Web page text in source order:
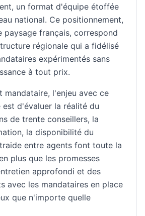
un format d'équipe étoffée
national. Ce positionnement,
paysage français, correspond
régionale qui a fidélisé
expérimentés sans
à tout prix.
mandataire, l'enjeu avec ce
d'évaluer la réalité du
de trente conseillers, la
la disponibilité du
entre agents font toute la
plus que les promesses
approfondi et des
avec les mandataires en place
que n'importe quelle